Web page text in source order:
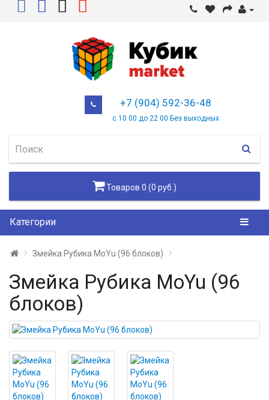
+7 (904) 592-36-48
с 10 00 до 22 00 Без выходных
Товаров 0 (0 руб.)
Категории
Змейка Рубика MoYu (96 блоков)
Змейка Рубика MoYu (96
блоков)